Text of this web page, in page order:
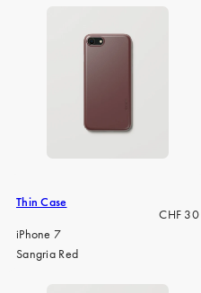
Thin Case
Regulärer
CHF 30
iPhone 7
Sangria Red